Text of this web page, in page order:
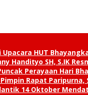
HUT
Handityo SH, S.IK
Perayaan Hari
Rapat Paripurna,
14 Oktober